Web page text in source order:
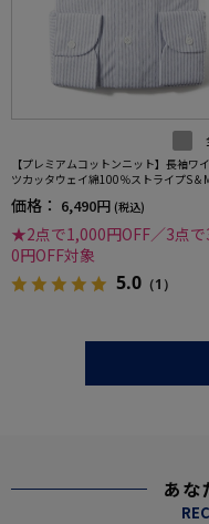
【プレミアムコットンニット】長袖ワ
ツカッタウェイ綿100％ストライプS＆
価格： 6,490円 (税込)
★2点で1,000円OFF／3点で
0円OFF対象
5.0 （1）
あな